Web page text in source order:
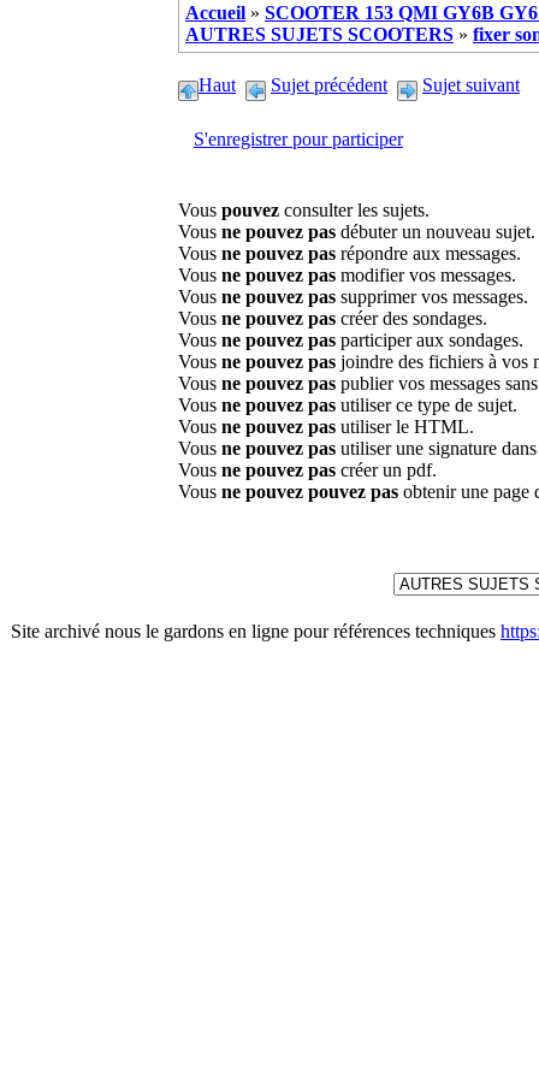
Accueil » SCOOTER 153 QMI GY6B
AUTRES SUJETS SCOOTERS » fixer
Haut Sujet précédent Sujet suivant
S'enregistrer pour participer
Vous pouvez consulter les sujets.
Vous ne pouvez pas débuter un nouveau sujet.
Vous ne pouvez pas répondre aux messages.
Vous ne pouvez pas modifier vos messages.
Vous ne pouvez pas supprimer vos messages.
Vous ne pouvez pas créer des sondages.
Vous ne pouvez pas participer aux sondages.
Vous ne pouvez pas joindre des fichiers à vos
Vous ne pouvez pas publier vos messages
Vous ne pouvez pas utiliser ce type de sujet.
Vous ne pouvez pas utiliser le HTML.
Vous ne pouvez pas utiliser une signature
Vous ne pouvez pas créer un pdf.
Vous ne pouvez pouvez pas obtenir une page
Site archivé nous le gardons en ligne pour références techniques